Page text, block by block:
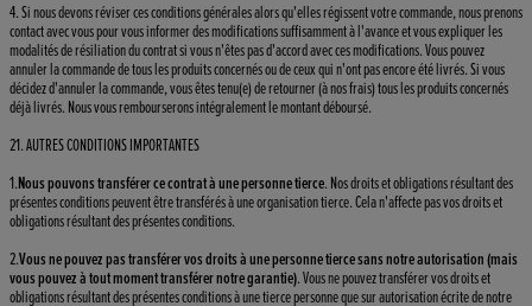
4. Si nous devons réviser ces conditions générales alors qu'elles régissent votre commande, nous prenons
contact avec vous pour vous informer des modifications suffisamment à l'avance et vous expliquer les
modalités de résiliation du contrat si vous n'êtes pas d'accord avec ces modifications. Vous pouvez
annuler la commande de tous les produits concernés ou de ceux qui n'ont pas encore été livrés. Si vous
décidez d'annuler la commande, vous êtes tenu(e) de retourner (à nos frais) tous les produits concernés
déjà livrés. Nous vous rembourserons intégralement le montant déboursé.
21. AUTRES CONDITIONS IMPORTANTES
1.Nous pouvons transférer ce contrat à une personne tierce. Nos droits et obligations résultant des
présentes conditions peuvent être transférés à une organisation tierce. Cela n'affecte pas vos droits et
obligations résultant des présentes conditions.
2.Vous ne pouvez pas transférer vos droits à une personne tierce sans notre autorisation (mais
vous pouvez à tout moment transférer notre garantie). Vous ne pouvez transférer vos droits et
obligations résultant des présentes conditions à une tierce personne que sur autorisation écrite de notre